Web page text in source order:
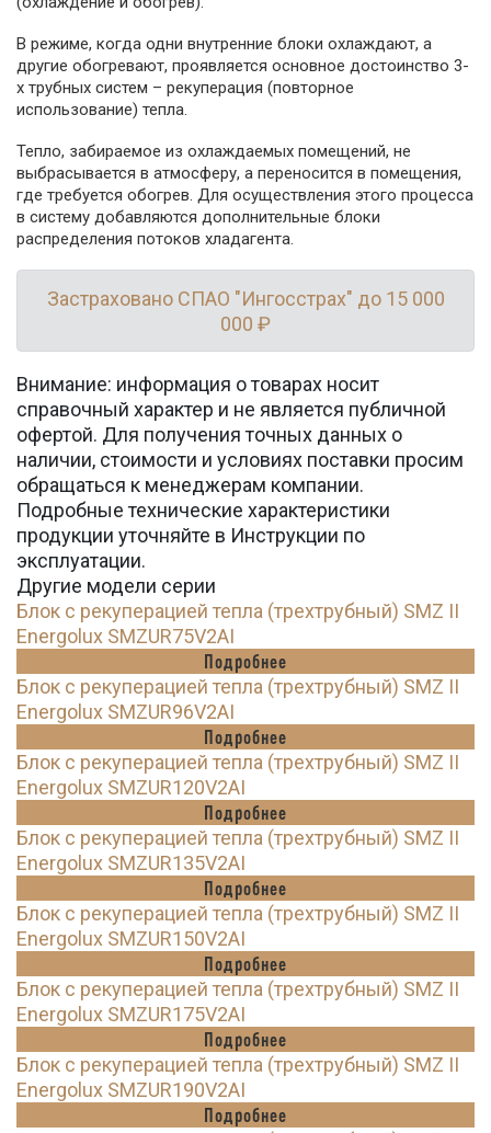
В режиме, когда одни внутренние блоки охлаждают, а
другие обогревают, проявляется основное достоинство 3-
х трубных систем – рекуперация (повторное
использование) тепла.
Тепло, забираемое из охлаждаемых помещений, не
выбрасывается в атмосферу, а переносится в помещения,
где требуется обогрев. Для осуществления этого процесса
в систему добавляются дополнительные блоки
распределения потоков хладагента.
Застраховано СПАО "Ингосстрах" до 15 000
000 ₽
Внимание: информация о товарах носит
справочный характер и не является публичной
офертой. Для получения точных данных о
наличии, стоимости и условиях поставки просим
обращаться к менеджерам компании.
Подробные технические характеристики
продукции уточняйте в Инструкции по
эксплуатации.
Другие модели серии
Блок с рекуперацией тепла (трехтрубный) SMZ II
Energolux SMZUR75V2AI
Подробнее
Блок с рекуперацией тепла (трехтрубный) SMZ II
Energolux SMZUR96V2AI
Подробнее
Блок с рекуперацией тепла (трехтрубный) SMZ II
Energolux SMZUR120V2AI
Подробнее
Блок с рекуперацией тепла (трехтрубный) SMZ II
Energolux SMZUR135V2AI
Подробнее
Блок с рекуперацией тепла (трехтрубный) SMZ II
Energolux SMZUR150V2AI
Подробнее
Блок с рекуперацией тепла (трехтрубный) SMZ II
Energolux SMZUR175V2AI
Подробнее
Блок с рекуперацией тепла (трехтрубный) SMZ II
Energolux SMZUR190V2AI
Подробнее